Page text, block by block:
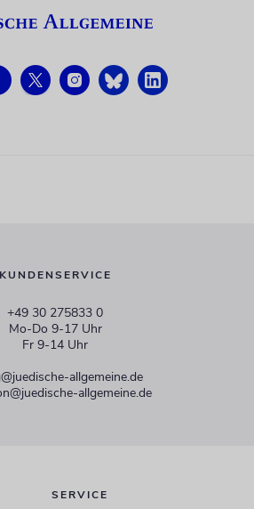
KUNDENSERVICE
+49 30 275833 0
Mo-Do 9-17 Uhr
Fr 9-14 Uhr
allgemeine.de
allgemeine.de
SERVICE